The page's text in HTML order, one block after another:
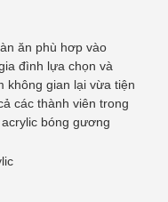
ăn phù hơp vào
đình lựa chọn và
không gian lại vừa tiện
các thành viên trong
bóng gương